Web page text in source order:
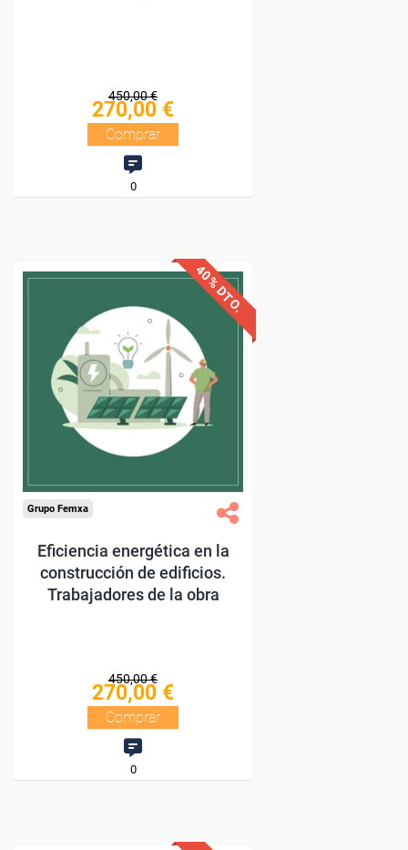
450,00 €
270,00 €
Comprar
0
Descuentos especiales
Sin requisitos de acceso
Diploma.
Compra segura
40% DTO.
Grupo Femxa
Eficiencia energética en la
construcción de edificios.
Trabajadores de la obra
450,00 €
270,00 €
Comprar
0